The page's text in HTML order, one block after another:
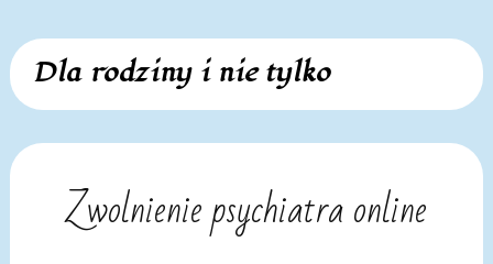
Skip
content
Dla rodziny i nie tylko
Zwolnienie psychiatra online